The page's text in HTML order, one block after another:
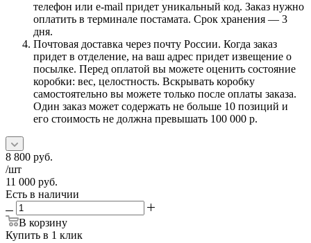
телефон или e-mail придет уникальный код. Заказ нужно
оплатить в терминале постамата. Срок хранения — 3
дня.
Почтовая доставка через почту России. Когда заказ
придет в отделение, на ваш адрес придет извещение о
посылке. Перед оплатой вы можете оценить состояние
коробки: вес, целостность. Вскрывать коробку
самостоятельно вы можете только после оплаты заказа.
Один заказ может содержать не больше 10 позиций и
его стоимость не должна превышать 100 000 р.
8 800 руб.
/шт
11 000 руб.
Есть в наличии
В корзину
Купить в 1 клик